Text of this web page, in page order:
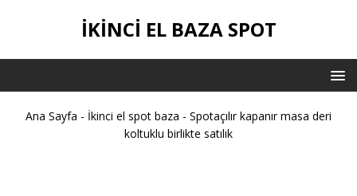
IKINCI EL BAZA SPOT
Ana Sayfa - İkinci el spot baza - Spotaçılır kapanır masa deri
koltuklu birlikte satılık